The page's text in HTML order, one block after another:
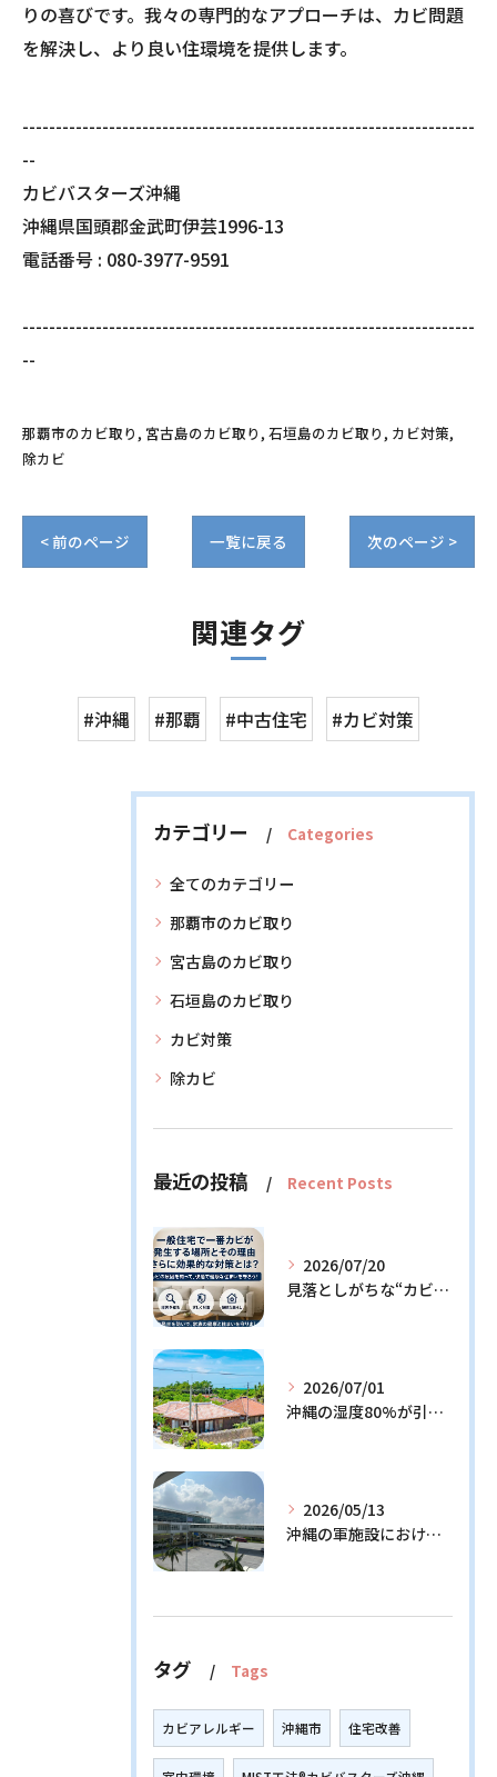
りの喜びです。我々の専門的なアプローチは、カビ問題
を解決し、より良い住環境を提供します。
--------------------------------------------------------------------
--
カビバスターズ沖縄
沖縄県国頭郡金武町伊芸1996-13
電話番号 : 080-3977-9591
--------------------------------------------------------------------
--
那覇市のカビ取り 宮古島のカビ取り 石垣島のカビ取り カビ対策
除カビ
< 前のページ 一覧に戻る 次のページ >
関連タグ
#沖縄 #那覇 #中古住宅 #カビ対策
カテゴリー Categories
全てのカテゴリー
那覇市のカビ取り
宮古島のカビ取り
石垣島のカビ取り
カビ対策
除カビ
最近の投稿 Recent Posts
2026/07/20
見落としがちな“カビの温床”を徹底解説！今日からできる予防策とは？
2026/07/01
沖縄の湿度80%が引き起こすカビ問題！効果的な対策3選と発生メカニズム解説
2026/05/13
沖縄の軍施設における通信設備に潜む隠れたリスクとその解決策
タグ Tags
カビアレルギー 沖縄市 住宅改善